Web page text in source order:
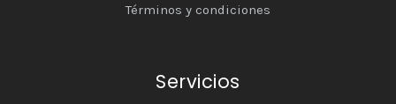
Términos y condiciones
Servicios